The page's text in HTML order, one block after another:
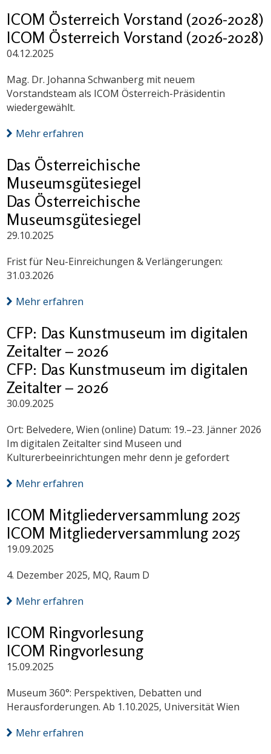
ICOM Österreich Vorstand (2026-2028)
ICOM Österreich Vorstand (2026-2028)
04.12.2025
Mag. Dr. Johanna Schwanberg mit neuem
Vorstandsteam als ICOM Österreich-Präsidentin
wiedergewählt.
Mehr erfahren
Das Österreichische
Museumsgütesiegel
Das Österreichische
Museumsgütesiegel
29.10.2025
Frist für Neu-Einreichungen & Verlängerungen:
31.03.2026
Mehr erfahren
CFP: Das Kunstmuseum im digitalen
Zeitalter – 2026
CFP: Das Kunstmuseum im digitalen
Zeitalter – 2026
30.09.2025
Ort: Belvedere, Wien (online) Datum: 19.–23. Jänner 2026
Im digitalen Zeitalter sind Museen und
Kulturerbeeinrichtungen mehr denn je gefordert
Mehr erfahren
ICOM Mitgliederversammlung 2025
ICOM Mitgliederversammlung 2025
19.09.2025
4. Dezember 2025, MQ, Raum D
Mehr erfahren
ICOM Ringvorlesung
ICOM Ringvorlesung
15.09.2025
Museum 360°: Perspektiven, Debatten und
Herausforderungen. Ab 1.10.2025, Universität Wien
Mehr erfahren